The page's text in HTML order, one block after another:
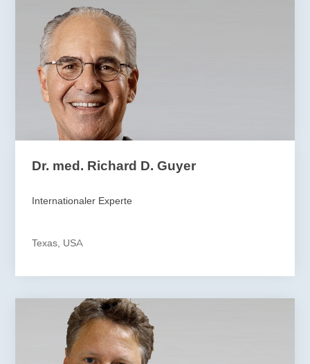
Dr. med. Richard D. Guyer
Internationaler Experte
Texas, USA